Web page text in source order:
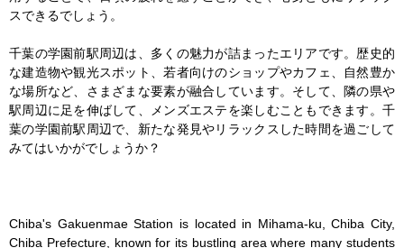
スできるでしょう。
千葉の学園前駅周辺は、多くの魅力が詰まったエリアです。歴史的
な建造物や観光スポット、若者向けのショップやカフェ、自然豊か
な場所など、さまざまな要素が融合しています。そして、隣の県や
駅周辺に足を伸ばして、メンズエステを楽しむこともできます。千
葉の学園前駅周辺で、新たな発見やリラックスした時間を過ごして
みてはいかがでしょうか？
Chiba's Gakuenmae Station is located in Mihama-ku, Chiba City,
Chiba Prefecture, known for its bustling area where many students